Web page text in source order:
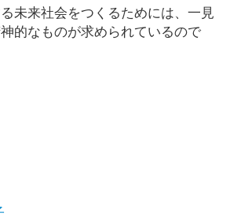
未来社会をつくるためには、一見
的なものが求められているので